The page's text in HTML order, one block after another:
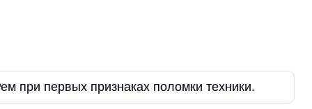
при первых признаках поломки техники.